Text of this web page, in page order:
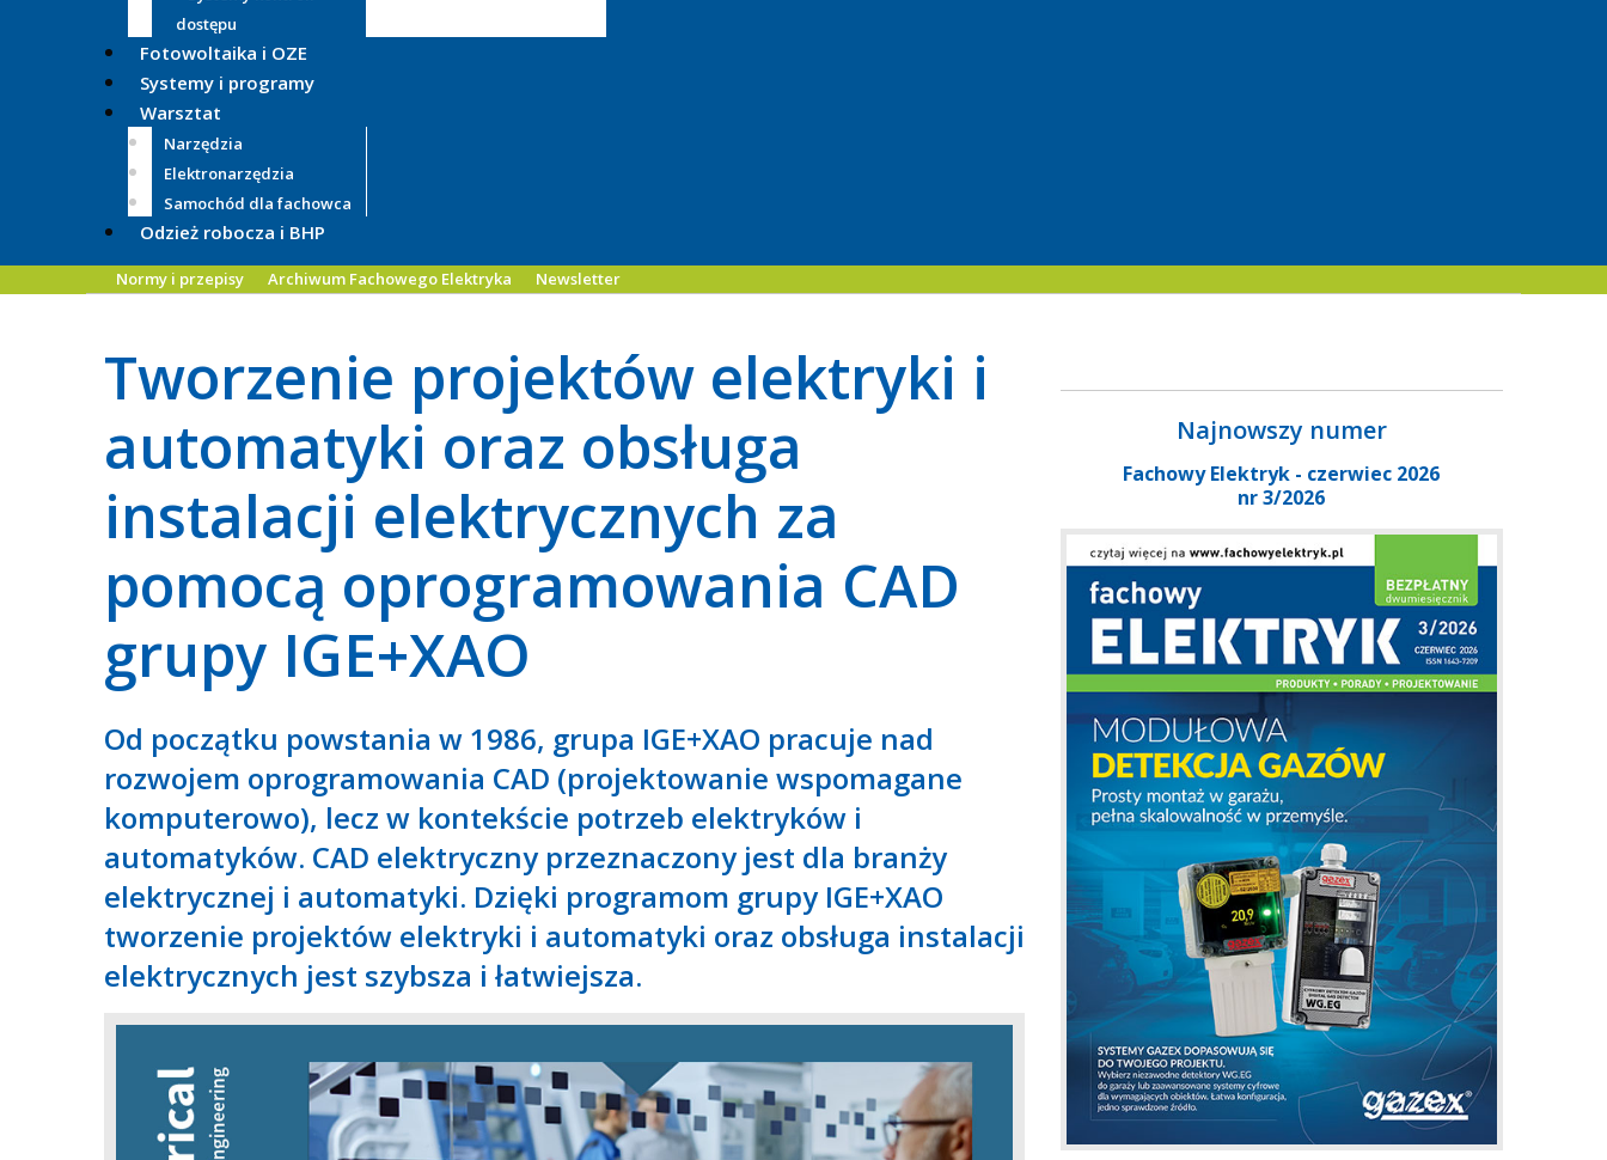
dostępu
Fotowoltaika i OZE
Systemy i programy
Warsztat
Narzędzia
Elektronarzędzia
Samochód dla fachowca
Odzież robocza i BHP
Normy i przepisy Archiwum Fachowego Elektryka Newsletter
Tworzenie projektów elektryki i
automatyki oraz obsługa
instalacji elektrycznych za
pomocą oprogramowania CAD
grupy IGE+XAO
Od początku powstania w 1986, grupa IGE+XAO pracuje nad
rozwojem oprogramowania CAD (projektowanie wspomagane
komputerowo), lecz w kontekście potrzeb elektryków i
automatyków. CAD elektryczny przeznaczony jest dla branży
elektrycznej i automatyki. Dzięki programom grupy IGE+XAO
tworzenie projektów elektryki i automatyki oraz obsługa instalacji
elektrycznych jest szybsza i łatwiejsza.
Najnowszy numer
Fachowy Elektryk - czerwiec 2026
nr 3/2026